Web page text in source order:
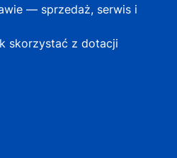
— sprzedaż, serwis i
skorzystać z dotacji